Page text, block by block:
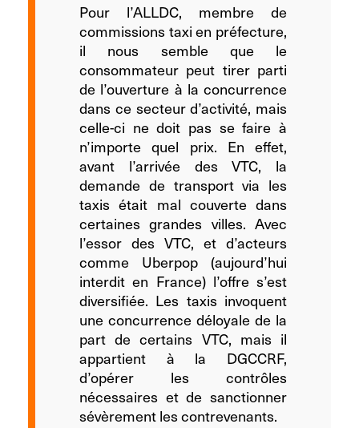
Pour l’ALLDC, membre de
commissions taxi en préfecture,
il nous semble que le
consommateur peut tirer parti
de l’ouverture à la concurrence
dans ce secteur d’activité, mais
celle-ci ne doit pas se faire à
n’importe quel prix. En effet,
avant l’arrivée des VTC, la
demande de transport via les
taxis était mal couverte dans
certaines grandes villes. Avec
l’essor des VTC, et d’acteurs
comme Uberpop (aujourd’hui
interdit en France) l’offre s’est
diversifiée. Les taxis invoquent
une concurrence déloyale de la
part de certains VTC, mais il
appartient à la DGCCRF,
d’opérer les contrôles
nécessaires et de sanctionner
sévèrement les contrevenants.